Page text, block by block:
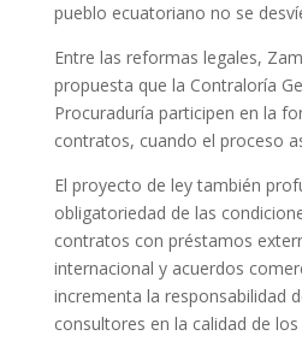
pueblo ecuatoriano no se
Entre las reformas legales,
propuesta que la Contraloría
Procuraduría participen en la
contratos, cuando el proceso
El proyecto de ley también
obligatoriedad de las
contratos con préstamos
internacional y acuerdos
incrementa la responsabilidad
consultores en la calidad de